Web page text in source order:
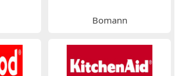
Bomann